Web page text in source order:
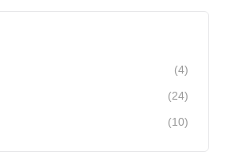
(4)
(24)
(10)